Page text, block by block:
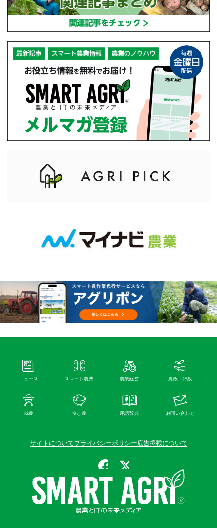
ニュース スマート農業 農業経営 農政・行政
就農 食と農 用語辞典 お問い合わせ
サイトについてプライバシーポリシー広告掲載について
公式Facebook